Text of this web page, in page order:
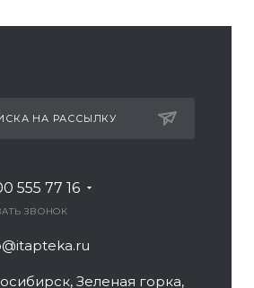
НА РАССЫЛКУ
555 77 16
ЗВОНОК
Зеленая горка,